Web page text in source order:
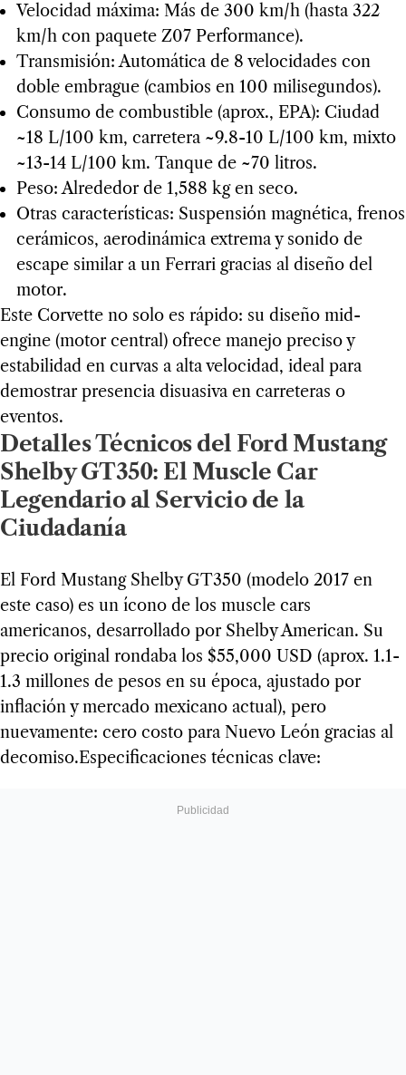
Velocidad máxima: Más de 300 km/h (hasta 322
km/h con paquete Z07 Performance).
Transmisión: Automática de 8 velocidades con
doble embrague (cambios en 100 milisegundos).
Consumo de combustible (aprox., EPA): Ciudad
~18 L/100 km, carretera ~9.8-10 L/100 km, mixto
~13-14 L/100 km. Tanque de ~70 litros.
Peso: Alrededor de 1,588 kg en seco.
Otras características: Suspensión magnética, frenos
cerámicos, aerodinámica extrema y sonido de
escape similar a un Ferrari gracias al diseño del
motor.
Este Corvette no solo es rápido: su diseño mid-
engine (motor central) ofrece manejo preciso y
estabilidad en curvas a alta velocidad, ideal para
demostrar presencia disuasiva en carreteras o
eventos.
Detalles Técnicos del Ford Mustang
Shelby GT350: El Muscle Car
Legendario al Servicio de la
Ciudadanía
El Ford Mustang Shelby GT350 (modelo 2017 en
este caso) es un ícono de los muscle cars
americanos, desarrollado por Shelby American. Su
precio original rondaba los $55,000 USD (aprox. 1.1-
1.3 millones de pesos en su época, ajustado por
inflación y mercado mexicano actual), pero
nuevamente: cero costo para Nuevo León gracias al
decomiso.Especificaciones técnicas clave: